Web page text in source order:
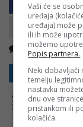
Nema
Sakrij sve
NAPOMENA: Komentari odražavaju
vrijeđanja, psovanja i vulgarnog
komentara Banjaluka.com nije dužan
biti pronađeni sadržaji koji mogu biti u
Vaši će se
uređaja
uređaja) može
ili ih može
možemo
Popis partnera.
Neki dobavljači
temelju
nastavku
dnu ove
pristankom ili
kolačića.